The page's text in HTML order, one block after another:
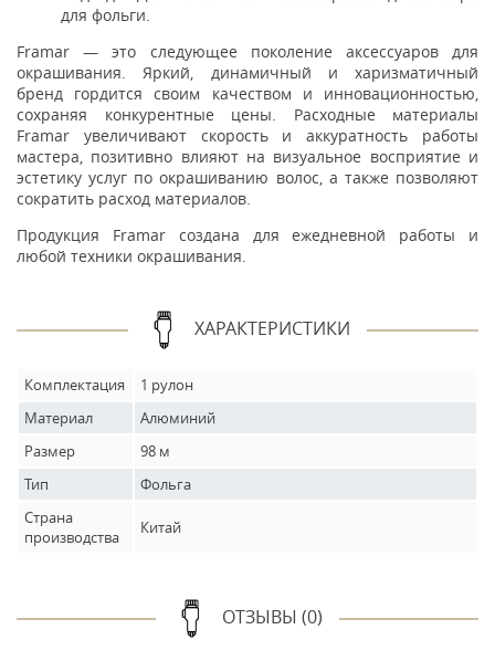
для фольги.
Framar — это следующее поколение аксессуаров для
окрашивания. Яркий, динамичный и харизматичный
бренд гордится своим качеством и инновационностью,
сохраняя конкурентные цены. Расходные материалы
Framar увеличивают скорость и аккуратность работы
мастера, позитивно влияют на визуальное восприятие и
эстетику услуг по окрашиванию волос, а также позволяют
сократить расход материалов.
Продукция Framar создана для ежедневной работы и
любой техники окрашивания.
ХАРАКТЕРИСТИКИ
Комплектация
1 рулон
Материал
Алюминий
Размер
98 м
Тип
Фольга
Страна
производства
Китай
ОТЗЫВЫ (0)